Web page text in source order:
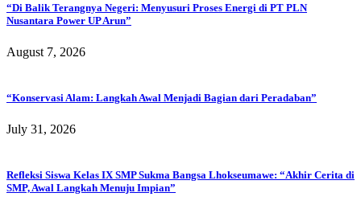
“Di Balik Terangnya Negeri: Menyusuri Proses Energi di PT PLN
Nusantara Power UP Arun”
August 7, 2026
“Konservasi Alam: Langkah Awal Menjadi Bagian dari Peradaban”
July 31, 2026
Refleksi Siswa Kelas IX SMP Sukma Bangsa Lhokseumawe: “Akhir Cerita di
SMP, Awal Langkah Menuju Impian”